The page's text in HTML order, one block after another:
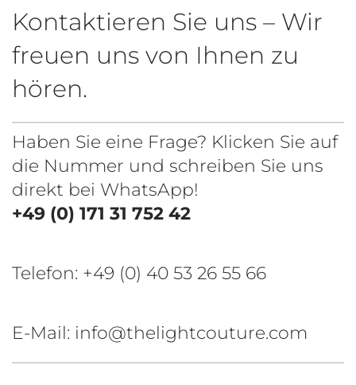
Kontaktieren Sie uns – Wir
freuen uns von Ihnen zu
hören.
Haben Sie eine Frage? Klicken Sie auf
die Nummer und schreiben Sie uns
direkt bei WhatsApp!
+49 (0) 171 31 752 42
Telefon: +49 (0) 40 53 26 55 66
E-Mail: info@thelightcouture.com